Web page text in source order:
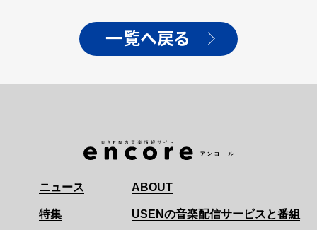
一覧へ戻る
ニュース
特集
ABOUT
USENの音楽配信サービスと番組